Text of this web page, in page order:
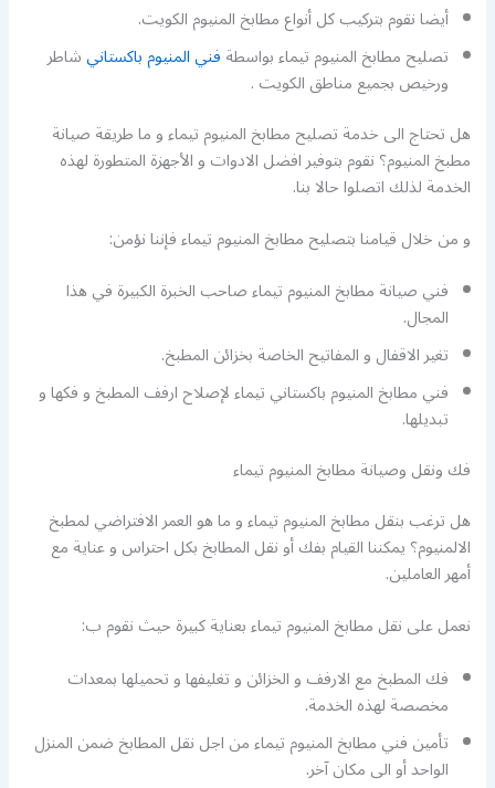
أيضا نقوم بتركيب كل أنواع مطابخ المنيوم الكويت.
تصليح مطابخ المنيوم تيماء بواسطةفني المنيوم باكستانيشاطر
ورخيص بجميع مناطق الكويت .
هل تحتاج الى خدمة تصليح مطابخ المنيوم تيماء و ما طريقة صيانة
مطبخ المنيوم؟ نقوم بتوفير افضل الادوات و الأجهزة المتطورة لهذه
الخدمة لذلك اتصلوا حالا بنا.
و من خلال قيامنا بتصليح مطابخ المنيوم تيماء فإننا نؤمن:
فني صيانة مطابخ المنيوم تيماء صاحب الخبرة الكبيرة في هذا
المجال.
تغير الاقفال و المفاتيح الخاصة بخزائن المطبخ.
فني مطابخ المنيوم باكستاني تيماء لإصلاح ارفف المطبخ و فكها و
تبديلها.
فك ونقل وصيانة مطابخ المنيوم تيماء
هل ترغب بنقل مطابخ المنيوم تيماء و ما هو العمر الافتراضي لمطبخ
الالمنيوم؟ يمكننا القيام بفك أو نقل المطابخ بكل احتراس و عناية مع
أمهر العاملين.
نعمل على نقل مطابخ المنيوم تيماء بعناية كبيرة حيث نقوم ب:
فك المطبخ مع الارفف و الخزائن و تغليفها و تحميلها بمعدات
مخصصة لهذه الخدمة.
تأمين فني مطابخ المنيوم تيماء من اجل نقل المطابخ ضمن المنزل
الواحد أو الى مكان آخر.